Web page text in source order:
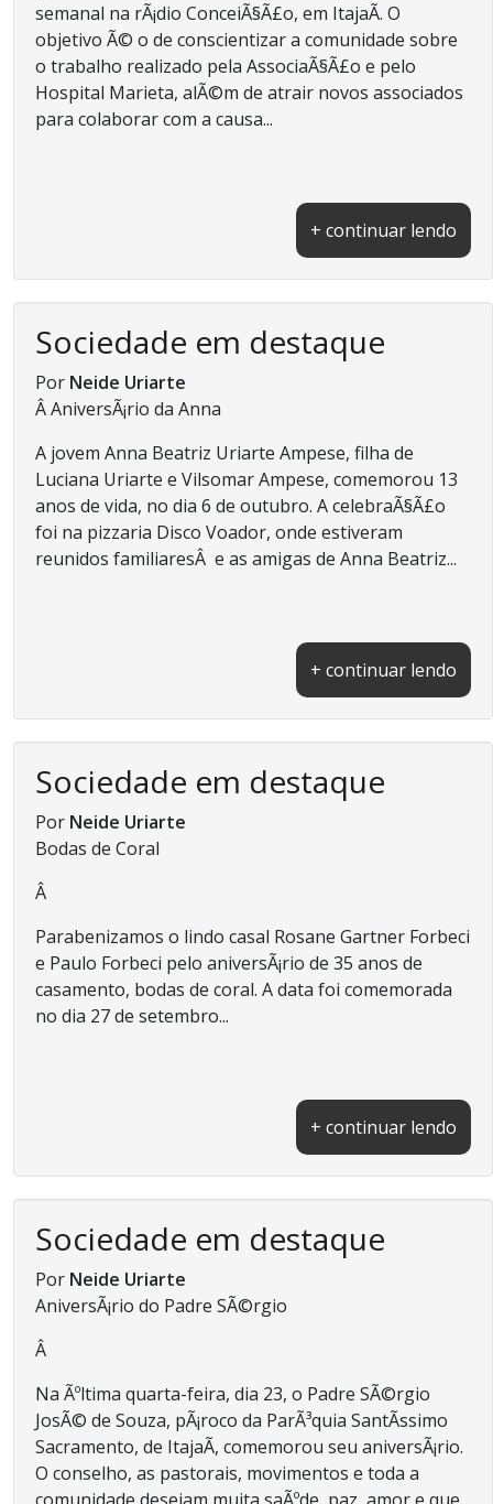
semanal na rÃ¡dio ConceiÃ§Ã£o, em ItajaÃ­. O
objetivo Ã© o de conscientizar a comunidade sobre
o trabalho realizado pela AssociaÃ§Ã£o e pelo
Hospital Marieta, alÃ©m de atrair novos associados
para colaborar com a causa...
+ continuar lendo
Sociedade em destaque
Por Neide Uriarte
Â AniversÃ¡rio da Anna
A jovem Anna Beatriz Uriarte Ampese, filha de
Luciana Uriarte e Vilsomar Ampese, comemorou 13
anos de vida, no dia 6 de outubro. A celebraÃ§Ã£o
foi na pizzaria Disco Voador, onde estiveram
reunidos familiaresÂ e as amigas de Anna Beatriz...
+ continuar lendo
Sociedade em destaque
Por Neide Uriarte
Bodas de Coral
Â
Parabenizamos o lindo casal Rosane Gartner Forbeci
e Paulo Forbeci pelo aniversÃ¡rio de 35 anos de
casamento, bodas de coral. A data foi comemorada
no dia 27 de setembro...
+ continuar lendo
Sociedade em destaque
Por Neide Uriarte
AniversÃ¡rio do Padre SÃ©rgio
Â
Na Ãºltima quarta-feira, dia 23, o Padre SÃ©rgio
JosÃ© de Souza, pÃ¡roco da ParÃ³quia SantÃ­ssimo
Sacramento, de ItajaÃ­, comemorou seu aniversÃ¡rio.
O conselho, as pastorais, movimentos e toda a